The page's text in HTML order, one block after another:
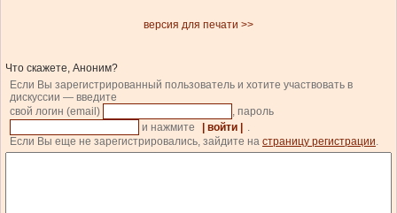
версия для печати >>
Что скажете, Аноним?
Если Вы зарегистрированный пользователь и хотите участвовать в
дискуссии — введите
свой логин (email)
, пароль
и нажмите
| войти |
.
Если Вы еще не зарегистрировались, зайдите на страницу регистрации.